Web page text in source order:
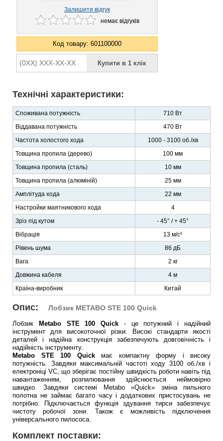
Залишити відгук
немає відгуків
Код товару: 601100000
Технічні характеристики:
Споживана потужність
710 Вт
Віддавана потужність
470 Вт
Частота холостого хода
1000 - 3100 об./хв
Товщина пропила (дерево)
100 мм
Товщина пропила (сталь)
10 мм
Товщина пропила (алюміній)
25 мм
Амплітуда хода
22 мм
Настройки маятникового хода
4
Зріз під кутом
- 45° / + 45°
Вібрація
13 м/с²
Рівень шума
86 дБ
Вага
2 кг
Довжина кабеля
4 м
Країна-виробник
Китай
Опис: Лобзик METABO STE 100 Quick
Лобзик Metabo STE 100 Quick - це потужний і надійний
інструмент для високоточної різки. Високі стандарти якості
деталей і надійна конструкція забезпечують довговічність і
надійність інструменту.
Metabo STE 100 Quickмає компактну форму і високу
потужність. Завдяки максимальній частоті ходу 3100 об./хв і
електроніці VC, що зберігає постійну швидкість роботи навіть під
навантаженням, розпилювання здійснюється неймовірно
швидко. Завдяки системі Metabo «Quick» зміна пильного
полотна не займає багато часу і додаткових пристосувань не
потрібно. Підключається функція здування тирси забезпечує
чистоту робочої зони. Також є можливість підключення
універсального пилососа.
Комплект поставки: